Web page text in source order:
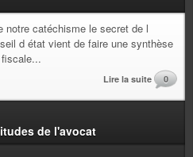
notre catéchisme le secret de l
d état vient de faire une synthèse
Lire la suite 0
de l'avocat